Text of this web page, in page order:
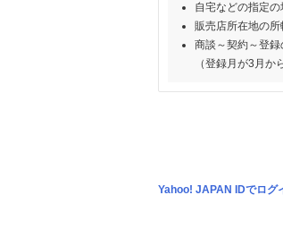
自宅などの指定
販売店所在地の
商談～契約～登
（登録月が3月か
Yahoo! JAPAN IDでログ